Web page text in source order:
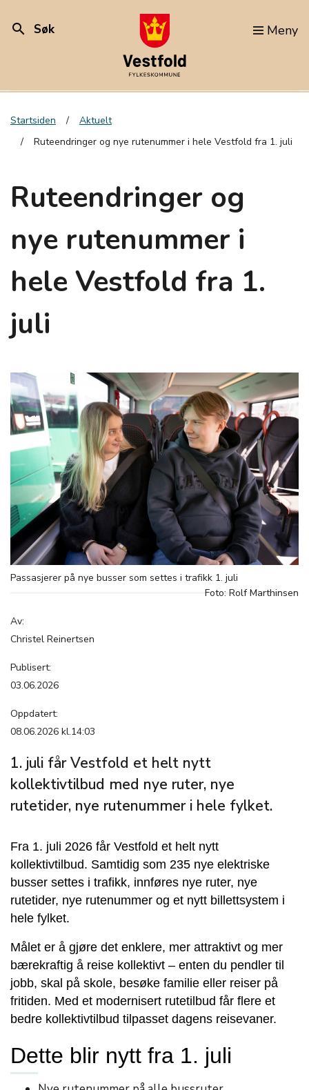
search Søk Meny
Startsiden
Aktuelt
Ruteendringer og nye rutenummer i hele Vestfold fra 1. juli
Ruteendringer og
nye rutenummer i
hele Vestfold fra 1.
juli
Passasjerer på nye busser som settes i trafikk 1. juli
Foto: Rolf Marthinsen
Av:
Christel Reinertsen
Publisert:
03.06.2026
Oppdatert:
08.06.2026 kl.14:03
1. juli får Vestfold et helt nytt
kollektivtilbud med nye ruter, nye
rutetider, nye rutenummer i hele fylket.
Fra 1. juli 2026 får Vestfold et helt nytt
kollektivtilbud. Samtidig som 235 nye elektriske
busser settes i trafikk, innføres nye ruter, nye
rutetider, nye rutenummer og et nytt billettsystem i
hele fylket.
Målet er å gjøre det enklere, mer attraktivt og mer
bærekraftig å reise kollektivt – enten du pendler til
jobb, skal på skole, besøke familie eller reiser på
fritiden. Med et modernisert rutetilbud får flere et
bedre kollektivtilbud tilpasset dagens reisevaner.
Dette blir nytt fra 1. juli